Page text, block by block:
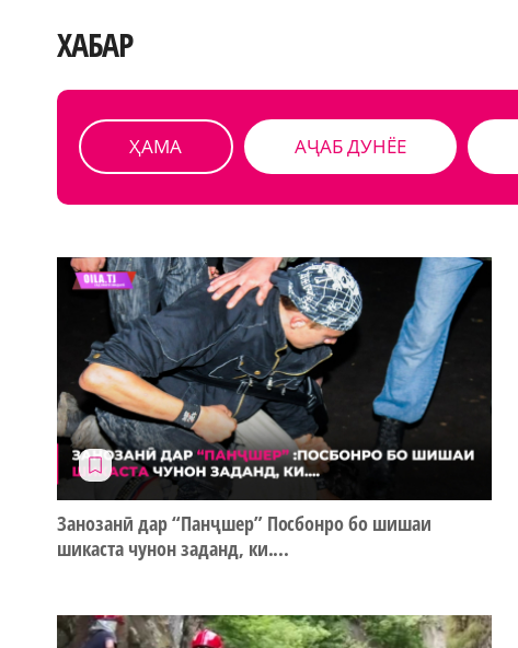
ХАБАР
ҲАМА АҶАБ ДУНЁЕ
Занозанӣ дар “Панҷшер” Посбонро бо шишаи
шикаста чунон заданд, ки....